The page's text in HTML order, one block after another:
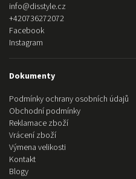
info@disstyle.cz
+420736272072
Facebook
Instagram
Dokumenty
Podmínky ochrany osobních údajů
Obchodní podmínky
Reklamace zboží
Vrácení zboží
Výmena velikosti
Kontakt
Blogy